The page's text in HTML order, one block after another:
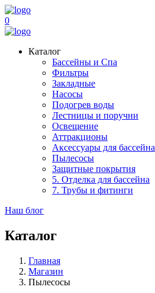
0
Каталог
Бассейны и Спа
Фильтры
Закладные
Насосы
Подогрев воды
Лестницы и поручни
Освещение
Аттракционы
Аксессуары для бассейна
Пылесосы
Защитные покрытия
5. Отделка для бассейна
7. Трубы и фитинги
Наш блог
Каталог
Главная
Магазин
Пылесосы